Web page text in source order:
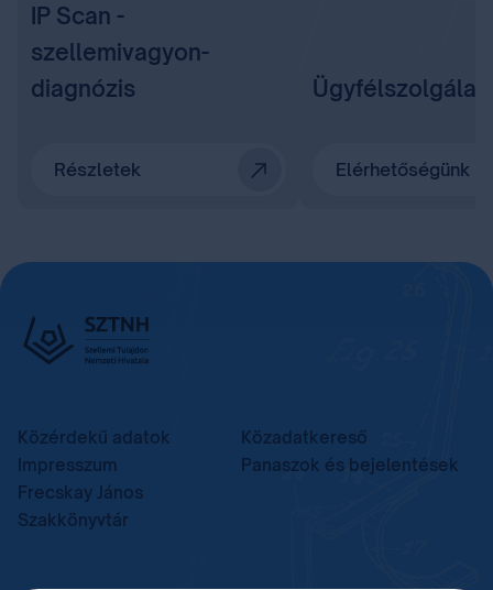
IP Scan -
szellemivagyon-
diagnózis
Részletek
Ügyfélszolgálat
Elérhetőségünk
Közérdekű adatok
Közadatkereső
Impresszum
Panaszok és bejelentések
Frecskay János
Szakkönyvtár